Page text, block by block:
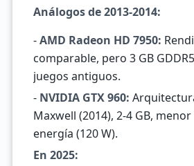
Análogos de 2013-2014:
-AMD Radeon HD 7950:
comparable, pero 3 GB
juegos antiguos.
- NVIDIA GTX 960:
Maxwell (2014), 2-4 GB,
energía (120 W).
En 2025: